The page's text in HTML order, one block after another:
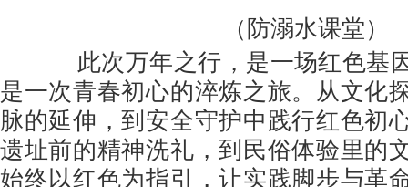
（防溺水课堂）
此次万年之行，是一场红色基
是一次青春初心的淬炼之旅。从文化
脉的延伸，到安全守护中践行红色初
遗址前的精神洗礼，到民俗体验里的
始终以红色为指引，让实践脚步与革